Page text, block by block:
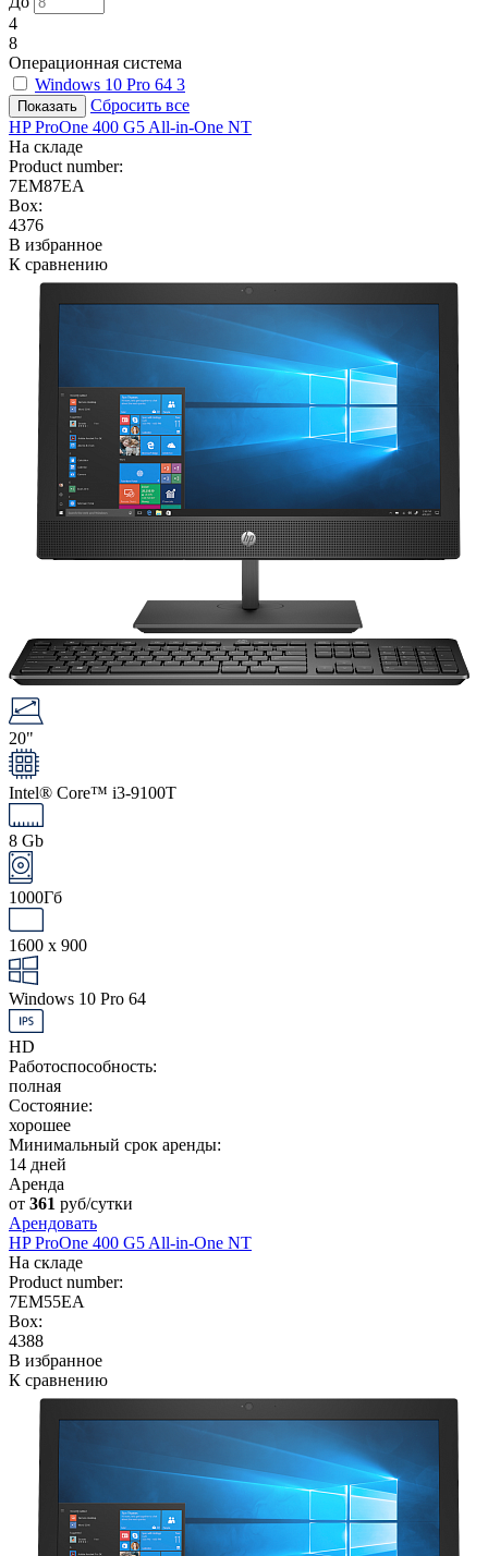
4
8
Операционная система
Windows 10 Pro 64 3
Сбросить все
HP ProOne 400 G5 All-in-One NT
На складе
Product number:
7EM87EA
Box:
4376
В избранное
К сравнению
20"
Intel® Core™ i3-9100T
8 Gb
1000Гб
1600 x 900
Windows 10 Pro 64
HD
Работоспособность:
полная
Состояние:
хорошее
Минимальный срок аренды:
14 дней
Аренда
от 361 руб/сутки
Арендовать
HP ProOne 400 G5 All-in-One NT
На складе
Product number:
7EM55EA
Box:
4388
В избранное
К сравнению